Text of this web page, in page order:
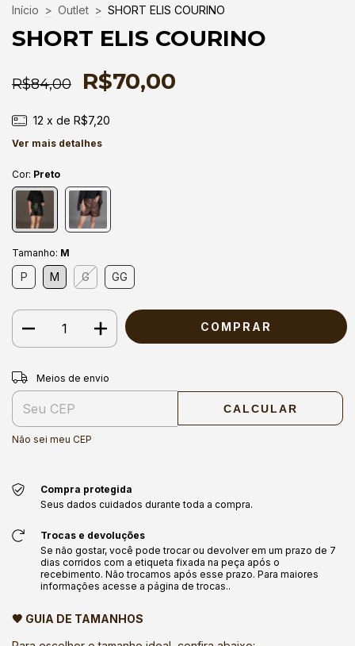
Início > Outlet > SHORT ELIS COURINO
SHORT ELIS COURINO
R$84,00 R$70,00
12 x de R$7,20
Ver mais detalhes
Cor: Preto
Tamanho: M
P M G GG
Entregas para o CEP:
Meios de envio
CALCULAR
Não sei meu CEP
Compra protegida
Seus dados cuidados durante toda a compra.
Trocas e devoluções
Se não gostar, você pode trocar ou devolver em um prazo de 7
dias corridos com a etiqueta fixada na peça após o
recebimento. Não trocamos após esse prazo. Para maiores
informações acesse a página de trocas..
🖤 GUIA DE TAMANHOS